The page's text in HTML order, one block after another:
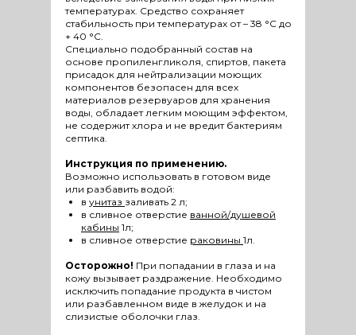
температурах. Средство сохраняет
стабильность при температурах от – 38 °С до
+ 40 °С.
Специально подобранный состав на
основе пропиленгликоля, спиртов, пакета
присадок для нейтрализации моющих
компонентов безопасен для всех
материалов резервуаров для хранения
воды, обладает легким моющим эффектом,
не содержит хлора и не вредит бактериям
септика.
Инструкция по применению.
Возможно использовать в готовом виде
или разбавить водой:
в унитаз заливать 2 л;
в сливное отверстие ванной/душевой
кабины 1л;
в сливное отверстие раковины 1л.
Осторожно! При попадании в глаза и на
кожу вызывает раздражение. Необходимо
исключить попадание продукта в чистом
или разбавленном виде в желудок и на
слизистые оболочки глаз.